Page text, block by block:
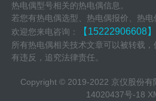
热电偶型号相关的热电偶信息。
若您有热电偶选型、热电偶报价、热
欢迎您来电咨询：
【15222906608】
所有热电偶相关技术文章可以被转载
有违反，追究法律责任。
Copyright © 2019-2022 京仪股份
14020437号-18